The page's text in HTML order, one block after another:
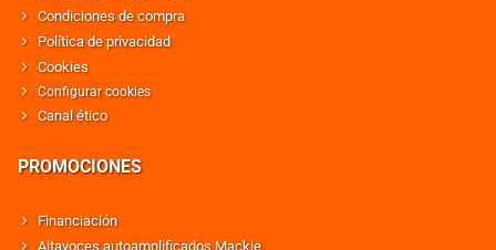
Condiciones de compra
Política de privacidad
Cookies
Configurar cookies
Canal ético
PROMOCIONES
Financiación
Altavoces autoamplificados Mackie